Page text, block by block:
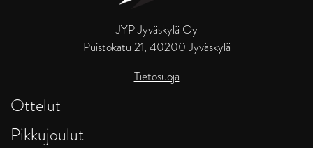
JYP Jyväskylä Oy
Puistokatu 21, 40200 Jyväskylä
Tietosuoja
Ottelut
Pikkujoulut